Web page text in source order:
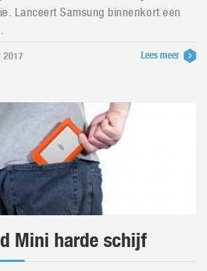
Lanceert Samsung binnenkort een
2017 Lees meer
Mini harde schijf